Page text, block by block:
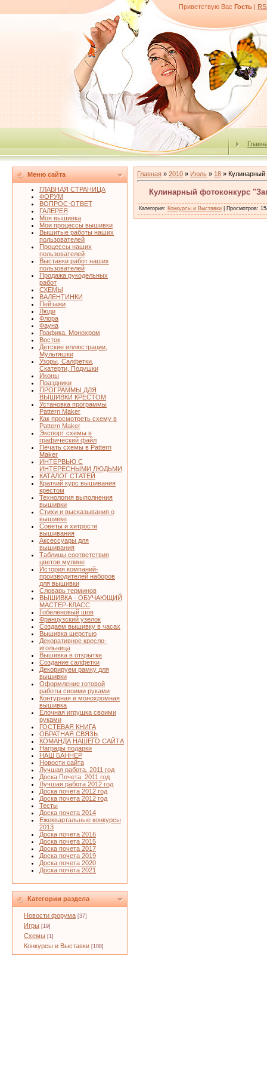
Приветствую Вас Гость |
Меню сайта
ГЛАВНАЯ СТРАНИЦА
ФОРУМ
ВОПРОС-ОТВЕТ
ГАЛЕРЕЯ
Моя вышивка
Мои процессы вышивки
Вышитые работы наших
пользователей
Процессы наших
пользователей
Выставки работ наших
пользователей
Продажа рукодельных
работ
СХЕМЫ
ВАЛЕНТИНКИ
Пейзажи
Люди
Флора
Фауна
Графика. Монохром
Восток
Детские иллюстрации,
Мультяшки
Узоры, Салфетки,
Скатерти, Подушки
Иконы
Праздники
ПРОГРАММЫ ДЛЯ
ВЫШИВКИ КРЕСТОМ
Установка программы
Pattern Maker
Как просмотреть схему в
Pattern Maker
Экспорт схемы в
графический файл
Печать схемы в Pattern
Maker
ИНТЕРВЬЮ С
ИНТЕРЕСНЫМИ ЛЮДЬМИ
КАТАЛОГ СТАТЕЙ
Краткий курс вышивания
крестом
Технология выполнения
вышивки
Стихи и высказывания о
вышивке
Советы и хитрости
вышивания
Аксессуары для
вышивания
Таблицы соответствия
цветов мулине
История компаний-
производителей наборов
для вышивки
Словарь терминов
ВЫШИВКА - ОБУЧАЮЩИЙ
МАСТЕР-КЛАСС
Гобеленовый шов
Французский узелок
Создаем вышивку в часах
Вышивка шерстью
Декоративное кресло-
игольница
Вышивка в открытке
Создание салфетки
Декорируем рамку для
вышивки
Оформление готовой
работы своими руками
Контурная и монохромная
вышивка
Елочная игрушка своими
руками
ГОСТЕВАЯ КНИГА
ОБРАТНАЯ СВЯЗЬ
КОМАНДА НАШЕГО САЙТА
Награды подарки
НАШ БАННЕР
Новости сайта
Лучшая работа. 2011 год
Доска Почета. 2011 год
Лучшая работа 2012 год
Доска почета 2012 год
Доска почета 2012 год
Тесты
Доска почета 2014
Ежеквартальные конкурсы
2013
Доска почета 2016
Доска почета 2015
Доска почета 2017
Доска почета 2019
Доска почета 2020
Доска почёта 2021
Категории раздела
Новости форума [37]
Игры [19]
Схемы [1]
Конкурсы и Выставки [108]
Главная » 2010 » Июль » 18 » Кулинарный
Кулинарный фотоконкурс
Категория: Конкурсы и Выставки Просмотров: